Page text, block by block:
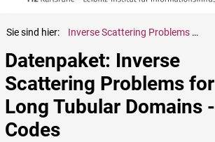
Sie sind hier: Inverse Scattering Problems for Long Tubular Domains - Codes
Datenpaket: Inverse
Scattering Problems for
Long Tubular Domains -
Codes